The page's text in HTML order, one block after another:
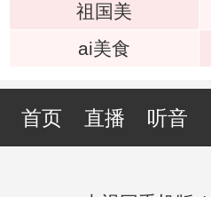
祖国美
ai美食
首页 直播 听音